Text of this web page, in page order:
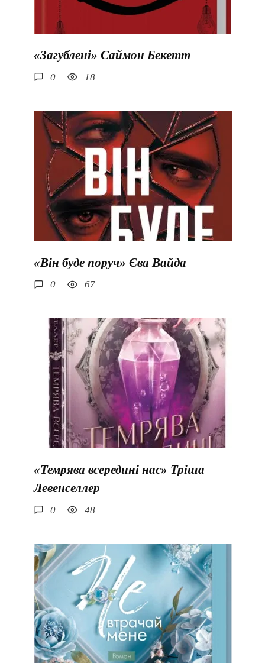
«Загублені» Саймон Бекетт
0 18
«Він буде поруч» Єва Вайда
0 67
«Темрява всередині нас» Тріша
Левенселлер
0 48